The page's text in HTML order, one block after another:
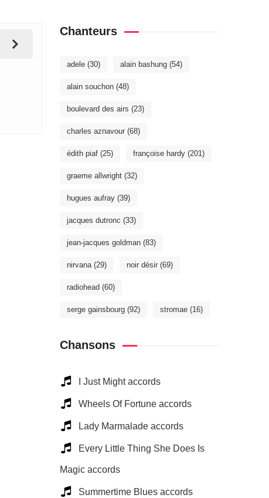
Chanteurs
adele (30) alain bashung (54)
alain souchon (48)
boulevard des airs (23)
charles aznavour (68)
édith piaf (25) françoise hardy (201)
graeme allwright (32)
hugues aufray (39)
jacques dutronc (33)
jean-jacques goldman (83)
nirvana(29) noir désir (69)
radiohead (60)
serge gainsbourg (92) stromae (16)
Chansons
I Just Might accords
Wheels Of Fortune accords
Lady Marmalade accords
Every Little Thing She Does Is
Magic accords
Summertime Blues accords